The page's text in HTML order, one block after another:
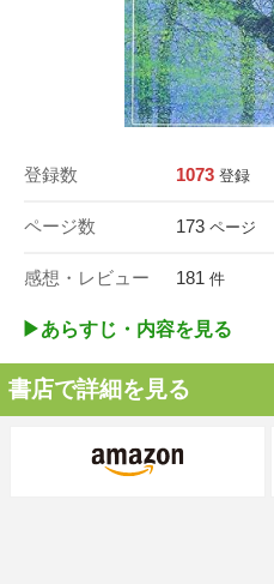
登録数 1073 登録
ページ数 173 ページ
感想・レビュー 181 件
▶︎あらすじ・内容を見る
書店で詳細を見る